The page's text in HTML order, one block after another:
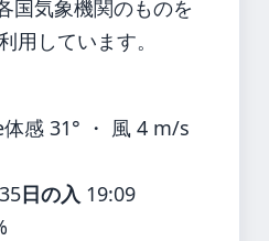
国気象機関のものを
用しています。
体感 31° ・ 風 4 m/s
日の入 19:09